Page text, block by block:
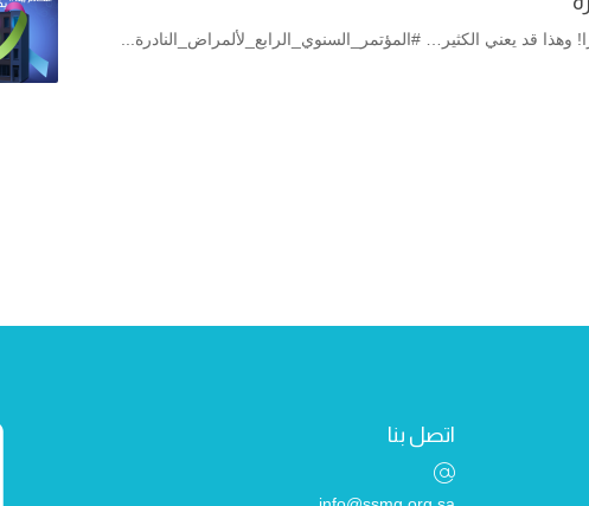
قد يعني الكثير… #المؤتمر_السنوي_الرابع_لألمراض_النادرة...
اتصل بنا